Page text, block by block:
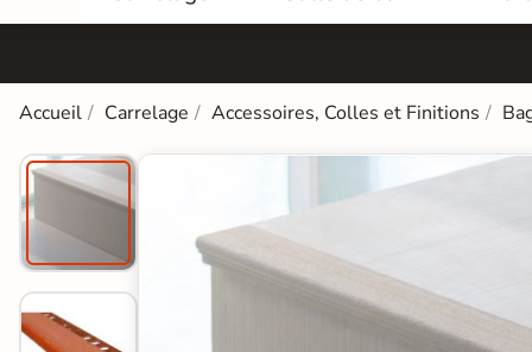
Extérieur
Dalle
Terrasse
Sur Plot
Carrelage
Salle de
Bain
Colle &
Finition
Douche
Baignoires
et Balnéos
WC
Carrelage
Salle de
Bain
Contrecollé
PAR
COULEUR
Stratifié
Bois
clair
TYPE
PVC
Dalles
PVC
Lames
Accueil Carrelage Accessoires, Colles et Finitions